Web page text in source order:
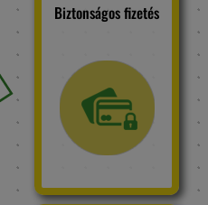
Biztonságos fizetés